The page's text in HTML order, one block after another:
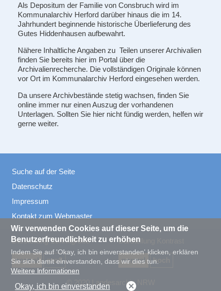
Als Depositum der Familie von Consbruch wird im
Kommunalarchiv Herford darüber hinaus die im 14.
Jahrhundert beginnende historische Überlieferung des
Gutes Hiddenhausen aufbewahrt.
Nähere Inhaltliche Angaben zu Teilen unserer Archivalien
finden Sie bereits hier im Portal über die
Archivalienrecherche. Die vollständigen Originale können
vor Ort im Kommunalarchiv Herford eingesehen werden.
Da unsere Archivbestände stetig wachsen, finden Sie
online immer nur einen Auszug der vorhandenen
Unterlagen. Sollten Sie hier nicht fündig werden, helfen wir
gerne weiter.
© 2020 Landesarchiv NRW
Darstellung Schriftgröße Darstellung Kontrast
normal groß normal hoch
Suche auf der Seite
Datenschutz
Impressum
Kontakt zum Webmaster
Wir verwenden Cookies auf dieser Seite, um die
Benutzerfreundlichkeit zu erhöhen
Indem Sie auf 'Okay, ich bin einverstanden' klicken, erklären
Sie sich damit einverstanden, dass wir dies tun.
Weitere Informationen
Okay, ich bin einverstanden